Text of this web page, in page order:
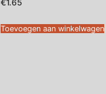
€1.65
Toevoegen aan winkelwagen